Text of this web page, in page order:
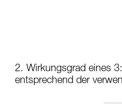
2. Wirkungsgrad eines
entsprechend der